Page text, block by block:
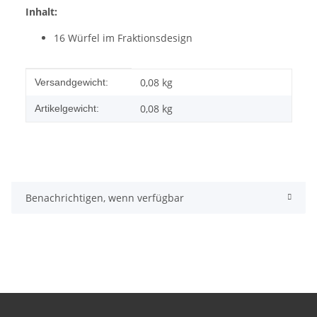
Inhalt:
16 Würfel im Fraktionsdesign
Produkteigenschaft
Wert
Versandgewicht: 0,08 kg
Artikelgewicht: 0,08 kg
Benachrichtigen, wenn verfügbar